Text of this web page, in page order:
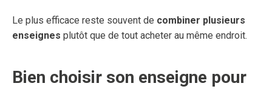
Le plus efficace reste souvent de combiner plusieurs
enseignes plutôt que de tout acheter au même endroit.
Bien choisir son enseigne pour